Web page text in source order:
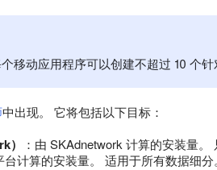
移动应用程序可以创建不超过 10 个
中出现。 它将包括以下目标：
） ：由 SKAdnetwork 计算的安装量。
台计算的安装量。 适用于所有数据细分。